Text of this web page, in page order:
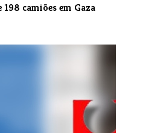
camiões em Gaza